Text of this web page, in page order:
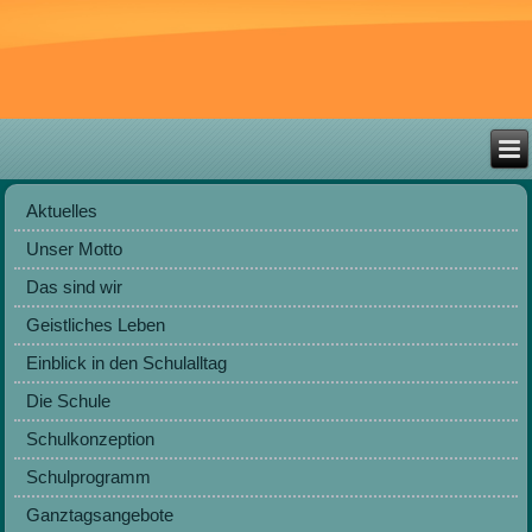
Aktuelles
Unser Motto
Das sind wir
Geistliches Leben
Einblick in den Schulalltag
Die Schule
Schulkonzeption
Schulprogramm
Ganztagsangebote